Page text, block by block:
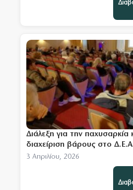
Διάλεξη για την παχυσαρκία
διαχείριση βάρους στο
3 Απριλίου, 2026